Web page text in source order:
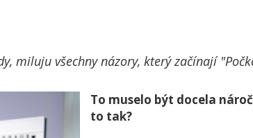
miluju všechny názory, který začínají
To muselo být docela
to tak?